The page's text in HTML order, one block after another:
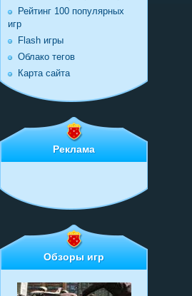
Рейтинг 100 популярных
игр
Flash игры
Облако тегов
Карта сайта
Реклама
Обзоры игр